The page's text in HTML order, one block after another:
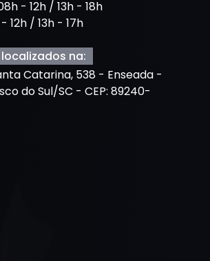
- 12h / 13h - 18h
12h / 13h - 17h
na:
Catarina, 538 - Enseada -
do Sul/SC - CEP: 89240-